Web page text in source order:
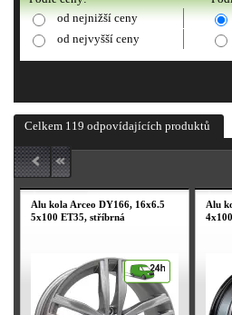
od nejnižší ceny
od nejvyšší ceny
Celkem 119 odpovídajících produktů
Alu kola Arceo DY166, 16x6.5
5x100 ET35, stříbrná
Alu